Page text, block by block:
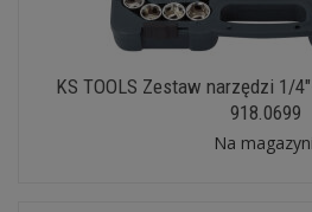
KS TOOLS Zestaw narzędzi 1/
918.0699
Na